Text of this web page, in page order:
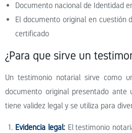
Documento nacional de Identidad
El documento original en cuestión
certificado
¿Para que sirve un
Un testimonio notarial sirve como
documento original presentado ante
tiene validez legal y se utiliza para
Evidencia legal:El testimonio